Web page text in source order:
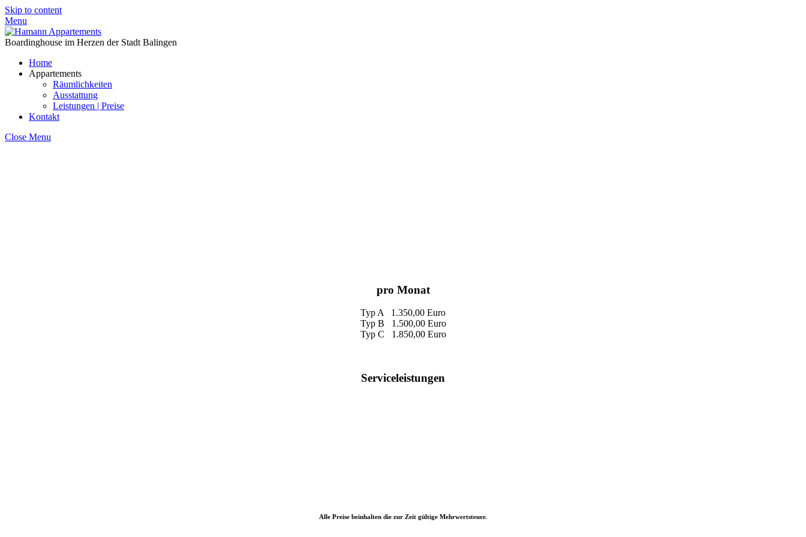
Skip to content
Menu
Boardinghouse im Herzen der Stadt Balingen
Home
Appartements
Räumlichkeiten
Ausstattung
Leistungen | Preise
Kontakt
Close Menu
pro Monat
Typ A 1.350,00 Euro
Typ B 1.500,00 Euro
Typ C 1.850,00 Euro
Serviceleistungen
Alle Preise beinhalten die zur Zeit gültige Mehrwertsteuer.